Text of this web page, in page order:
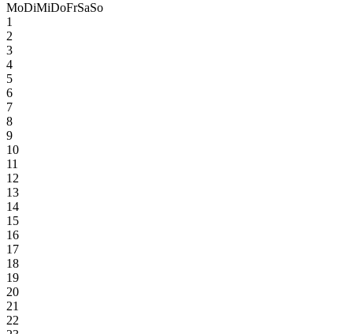
MoDiMiDoFrSaSo
1
2
3
4
5
6
7
8
9
10
11
12
13
14
15
16
17
18
19
20
21
22